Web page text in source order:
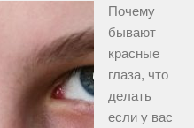
Почему
бывают
красные
глаза, что
делать
если у вас